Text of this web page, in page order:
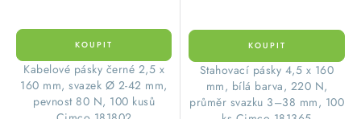
Kabelové pásky černé 2,5 x
160 mm, svazek Ø 2-42 mm,
pevnost 80 N, 100 kusů
Stahovací pásky 4,5 x 160
mm, bílá barva, 220 N,
průměr svazku 3–38 mm, 100